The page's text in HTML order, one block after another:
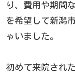
り、費用や期間
を希望して新潟
ゃいました。
初めて来院され